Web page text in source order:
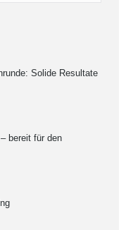
Solide Resultate
bereit für den